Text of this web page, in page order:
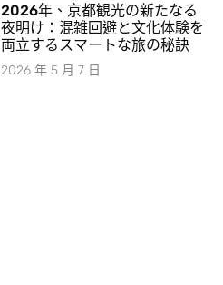
2026年、京都観光の新たなる
夜明け：混雑回避と文化体験を
両立するスマートな旅の秘訣
2026 年 5 月 7 日